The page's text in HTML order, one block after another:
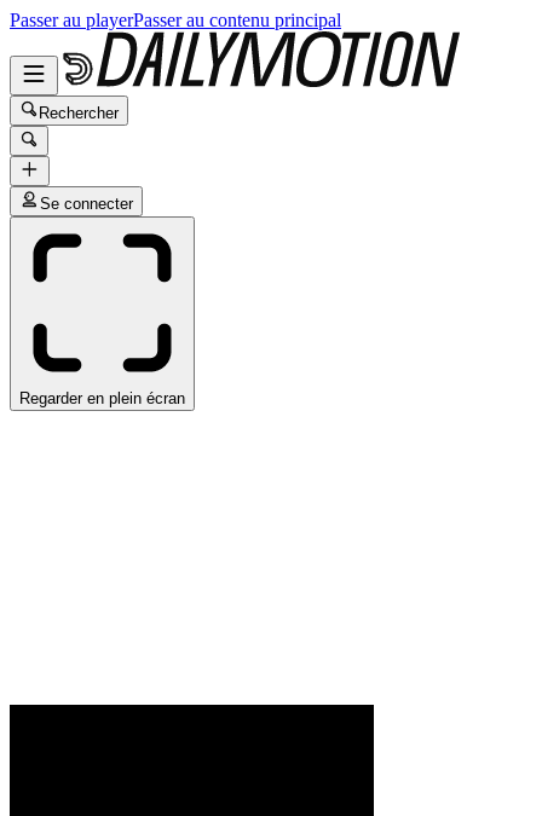
Passer au playerPasser au contenu principal
Rechercher
Se connecter
Regarder en plein écran